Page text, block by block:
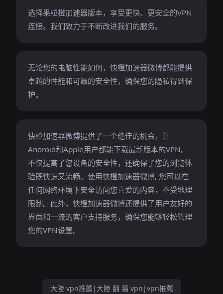
选择果粒橙加速器版本，享受更快、更安全的VPN
连接。我们致力于不断改进我们的服务。
无论您的电脑性能如何，快橙加速器微博都能提供
卓越的性能和可靠的安全性，确保您的隐私得到保
护。
快橙加速器微博提供了一个绝佳的机会，让
Android和Apple用户都能下载最新版本的VPN。
不仅提高了您设备的安全性，还确保了您的浏览体
验既快速又流畅。使用快橙加速器微博, 您可以在
任何网络环境下安全访问您喜爱的内容，不受地理
限制。此外，快橙加速器微博还提供了用户友好的
界面和一流的客户支持服务，确保您能够轻松管理
您的VPN设置。
大陸 vpn推薦|大陸 翻 牆 vpn|vpn推薦